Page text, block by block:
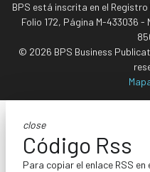
BPS está inscrita en el Registro
Folio 172, Página M-433036
© 2026 BPS Business
close
Código Rss
Para copiar el enlace RSS